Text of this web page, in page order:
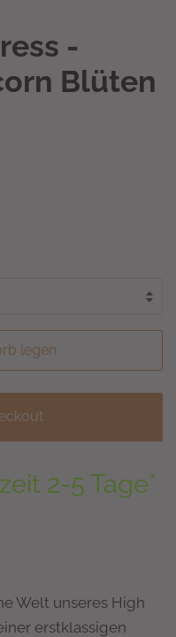
-
Blüten
legen
2-5 Tage*
Welt unseres High
erstklassigen